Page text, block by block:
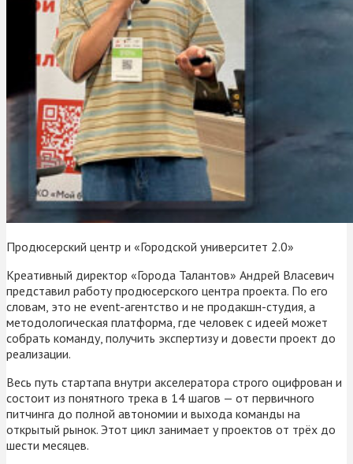
Продюсерский центр и «Городской университет 2.0»
Креативный директор «Города Талантов» Андрей Власевич
представил работу продюсерского центра проекта. По его
словам, это не event-агентство и не продакшн-студия, а
методологическая платформа, где человек с идеей может
собрать команду, получить экспертизу и довести проект до
реализации.
Весь путь стартапа внутри акселератора строго оцифрован и
состоит из понятного трека в 14 шагов — от первичного
питчинга до полной автономии и выхода команды на
открытый рынок. Этот цикл занимает у проектов от трёх до
шести месяцев.